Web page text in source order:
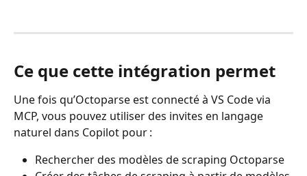
Ce que cette intégration permet
Une fois qu’Octoparse est connecté à VS Code via
MCP, vous pouvez utiliser des invites en langage
naturel dans Copilot pour :
Rechercher des modèles de scraping Octoparse